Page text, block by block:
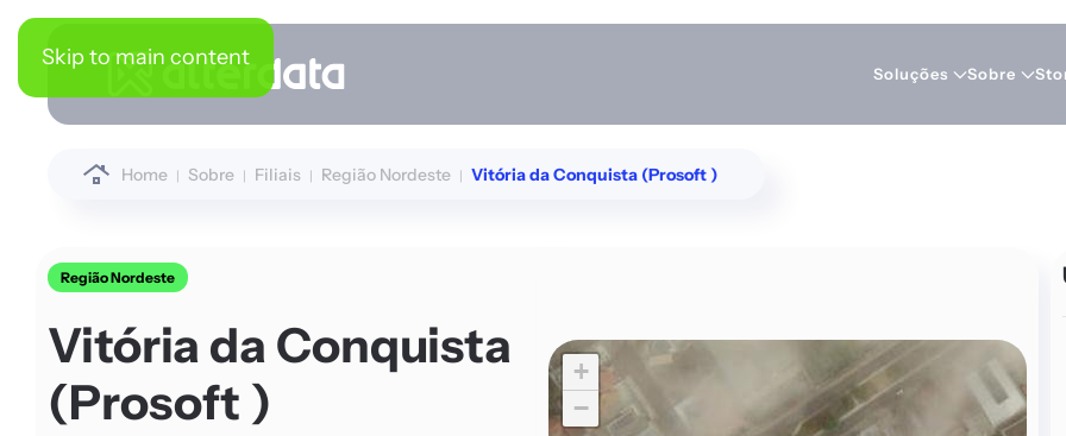
Skip to main content
Soluções Sobre
Home Sobre Filiais Região Nordeste Vitória da Conquista (Prosoft )
Região Nordeste
Vitória da Conquista
(Prosoft )
+
−